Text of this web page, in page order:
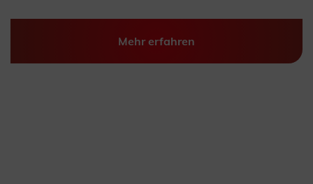
Mehr erfahren